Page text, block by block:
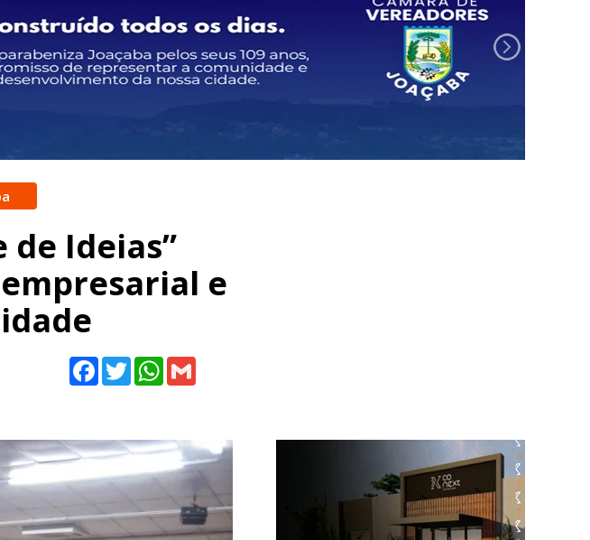
de Ideias”
e
Facebook
TwitterWhatsApp
Gmail